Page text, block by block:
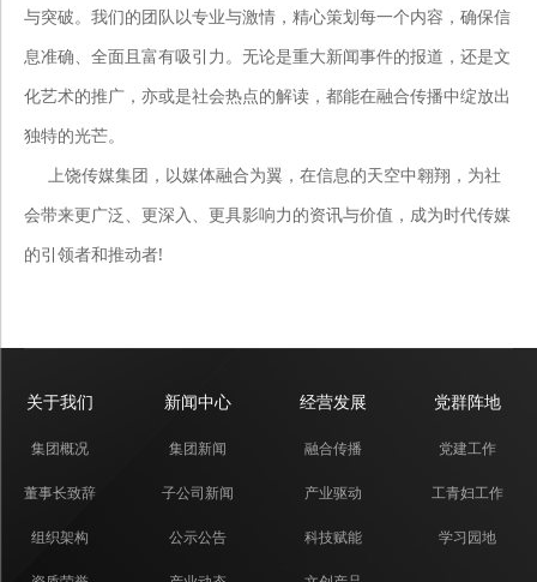
与突破。我们的团队以专业与激情，精心策划每一个内容，确保信
息准确、全面且富有吸引力。无论是重大新闻事件的报道，还是文
化艺术的推广，亦或是社会热点的解读，都能在融合传播中绽放出
独特的光芒。
上饶传媒集团，以媒体融合为翼，在信息的天空中翱翔，为社
会带来更广泛、更深入、更具影响力的资讯与价值，成为时代传媒
的引领者和推动者!
关于我们
集团概况
董事长致辞
组织架构
新闻中心
集团新闻
子公司新闻
公示公告
经营发展
融合传播
产业驱动
科技赋能
党群阵地
党建工作
工青妇工作
学习园地